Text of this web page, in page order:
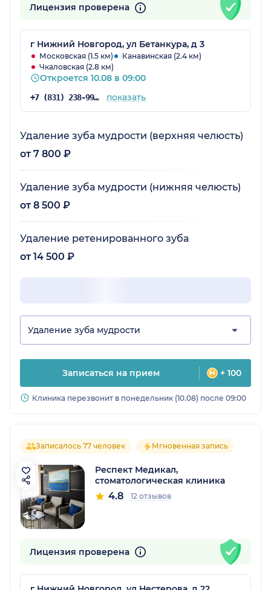
Лицензия проверена
г Нижний Новгород, ул Бетанкура, д 3
Московская (1.5 км)
Канавинская (2.4 км)
Чкаловская (2.8 км)
Откроется 10.08 в 09:00
+7 (831) 238-99-01 показать
Удаление зуба мудрости (верхняя челюсть)
от 7 800 ₽
Удаление зуба мудрости (нижняя челюсть)
от 8 500 ₽
Удаление ретенированного зуба
от 14 500 ₽
Удаление зуба мудрости
Записаться на прием + 100
Клиника перезвонит в понедельник (10.08) после 09:00
Записалось 77 человек Мгновенная запись
Респект Медикал,
стоматологическая клиника
4.8 12 отзывов
Лицензия проверена